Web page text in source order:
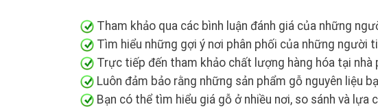
Tham khảo qua các bình luận đánh giá của những
Tìm hiểu những gợi ý nơi phân phối của những người
Trực tiếp đến tham khảo chất lượng hàng hóa tại nhà
Luôn đảm bảo rằng những sản phẩm gỗ nguyên liệu
Bạn có thể tìm hiểu giá gỗ ở nhiều nơi, so sánh và lựa